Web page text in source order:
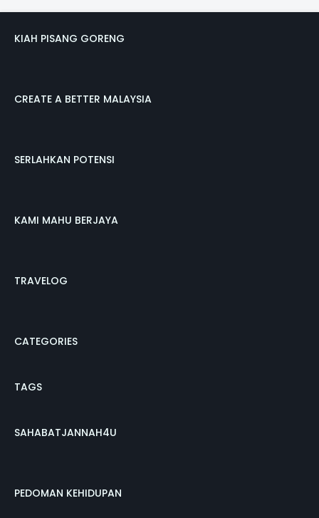
KIAH PISANG GORENG
CREATE A BETTER MALAYSIA
SERLAHKAN POTENSI
KAMI MAHU BERJAYA
TRAVELOG
CATEGORIES
TAGS
SAHABATJANNAH4U
PEDOMAN KEHIDUPAN